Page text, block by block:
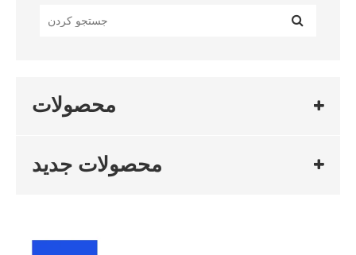
محصولات
محصولات جدید